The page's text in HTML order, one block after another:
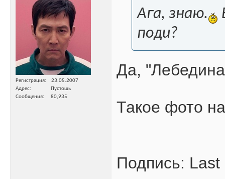
Регистрация
23.05.2007
Адрес
Пустошь
Сообщения
80,935
Ага, знаю.
поди?
Да,
Такое фото
Подпись: